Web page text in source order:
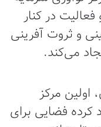
در کنار
و ثروت آفرینی
می‌کند.
مرکز
کرده فضایی برای